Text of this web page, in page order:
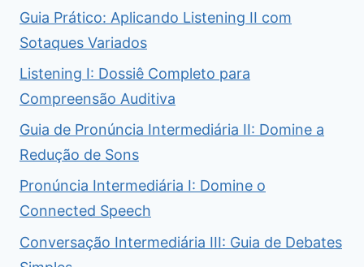
Guia Prático: Aplicando Listening II com
Sotaques Variados
Listening I: Dossiê Completo para
Compreensão Auditiva
Guia de Pronúncia Intermediária II: Domine a
Redução de Sons
Pronúncia Intermediária I: Domine o
Connected Speech
Conversação Intermediária III: Guia de Debates